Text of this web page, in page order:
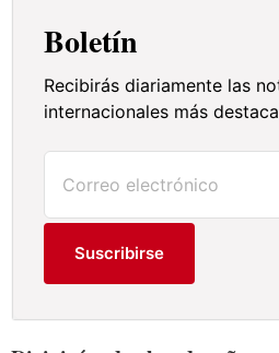
Boletín
Recibirás diariamente las
internacionales más
Suscribirse